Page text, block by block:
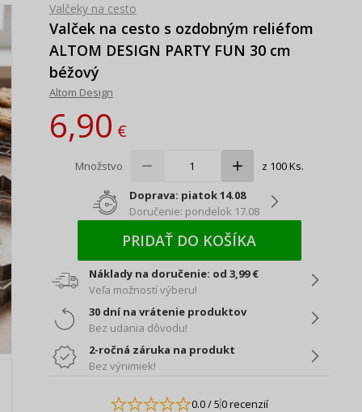
Valčeky na cesto
Valček na cesto s ozdobným reliéfom
ALTOM DESIGN PARTY FUN 30 cm
béžový
Altom Design
6,90€
Množstvo z 100 Ks.
Doprava: piatok 14.08
Doručenie: pondelok 17.08
PRIDAŤ DO KOŠÍKA
Náklady na doručenie: od 3,99 €
Veľa možností výberu!
30 dní na vrátenie produktov
Bez udania dôvodu!
2-ročná záruka na produkt
Bez výnimiek!
0.0/ 50 recenzií